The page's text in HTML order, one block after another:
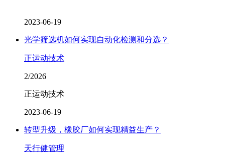
2023-06-19
光学筛选机如何实现自动化检测和分选？
正运动技术
2/2026
正运动技术
2023-06-19
转型升级，橡胶厂如何实现精益生产？
天行健管理